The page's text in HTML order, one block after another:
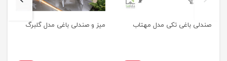
صندلی باغی تکی مدل مهتاب میز و صندلی باغی مدل گلبرگ